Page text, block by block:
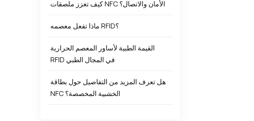
كيف تعزز ملصقات NFC الأمان والاتصال؟
ماذا تفعل معصمه RFID؟
القيمة الطبية لأساور المعصم الحرارية
RFID في المجال الطبي
هل تعرف المزيد من التفاصيل حول بطاقة
NFC الخشبية المخصصة؟